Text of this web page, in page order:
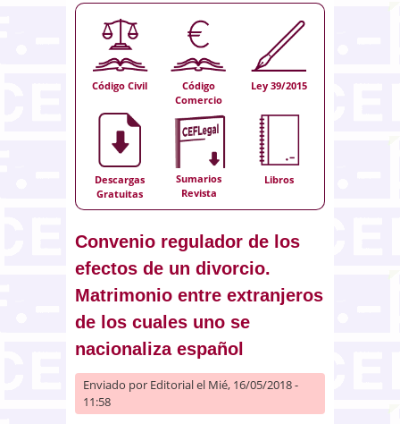
Código Civil
Código
Comercio
Ley 39/2015
Descargas
Gratuitas
Sumarios
Revista
Libros
Convenio regulador de los
efectos de un divorcio.
Matrimonio entre extranjeros
de los cuales uno se
nacionaliza español
Enviado por Editorialel Mié, 16/05/2018 -
11:58